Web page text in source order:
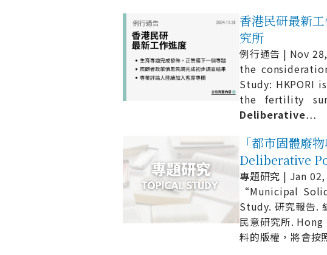
香港民研最新
究所
例行通告 | Nov
the
Study: HKPORI
the fertility
Deliberative…
「都市固體
Deliberative
專題研究 | Jan
“Municipal
Study. 研究報告.
民意研究所.
料的版權，將會按